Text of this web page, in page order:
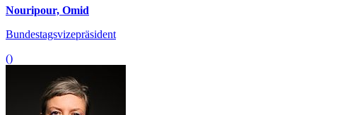
Nouripour, Omid
Bundestagsvizepräsident
()